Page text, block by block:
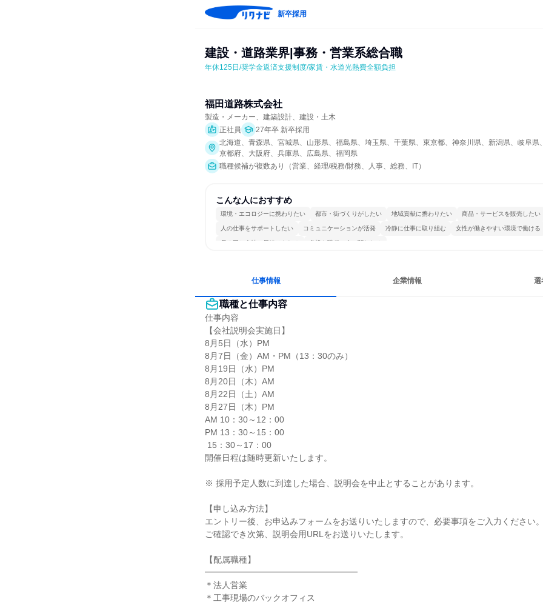
新卒採用
建設・道路業界|事務・営業系総合職
年休125日/奨学金返済支援制度/家賃・水道光熱費全額負担
福田道路株式会社
製造・メーカー、建築設計、建設・土木
正社員
27年卒 新卒採用
北海道、青森県、宮城県、山形県、福島県、埼玉県、千葉県、東京都、神奈川県、新潟県、岐阜県
京都府、大阪府、兵庫県、広島県、福岡県
職種候補が複数あり（営業、経理/税務/財務、人事、総務、IT）
こんな人におすすめ
環境・エコロジーに携わりたい 都市・街づくりがしたい 地域貢献に携わりたい 商品・サービスを販売したい
人の仕事をサポートしたい コミュニケーションが活発 冷静に仕事に取り組む 女性が働きやすい環境で働ける
長く同じ会社に居続けられる 多様な職種の人と関われる
仕事情報 企業情報 選
職種と仕事内容
仕事内容
【会社説明会実施日】
8月5日（水）PM
8月7日（金）AM・PM（13：30のみ）
8月19日（水）PM
8月20日（木）AM
8月22日（土）AM
8月27日（木）PM
AM 10：30～12：00
PM 13：30～15：00
開催日程は随時更新いたします。
※ 採用予定人数に到達した場合、説明会を中止とすることがあります。
【申し込み方法】
エントリー後、お申込みフォームをお送りいたしますので、必要事項をご入力ください。
ご確認でき次第、説明会用URLをお送りいたします。
【配属職種】
━━━━━━━━━━━━━━━━━━
＊法人営業
＊工事現場のバックオフィス